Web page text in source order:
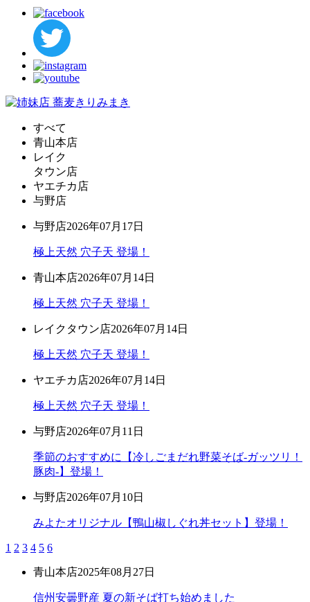
すべて
青山本店
レイク
タウン店
ヤエチカ店
与野店
与野店2026年07月17日
極上天然 穴子天 登場！
青山本店2026年07月14日
極上天然 穴子天 登場！
レイクタウン店2026年07月14日
極上天然 穴子天 登場！
ヤエチカ店2026年07月14日
極上天然 穴子天 登場！
与野店2026年07月11日
季節のおすすめに【冷しごまだれ野菜そば-ガッツリ！
豚肉-】登場！
与野店2026年07月10日
みよたオリジナル【鴨山椒しぐれ丼セット】登場！
1 2 3 4 5 6
青山本店2025年08月27日
信州安曇野産 夏の新そば打ち始めました